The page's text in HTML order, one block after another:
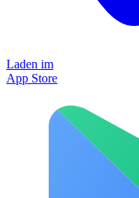
Laden im
App Store